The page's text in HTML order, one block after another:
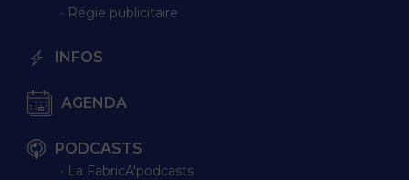
∙ Régie publicitaire
INFOS
AGENDA
PODCASTS
∙ La FabricA'podcasts